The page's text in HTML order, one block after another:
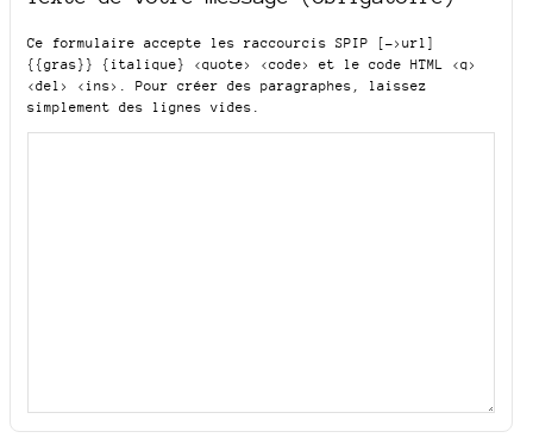
Ce formulaire accepte les raccourcis SPIP
[->url]
{{gras}} {italique} <quote> <code>
et le code HTML <q>
<del> <ins> . Pour créer des paragraphes, laissez
simplement des lignes vides.